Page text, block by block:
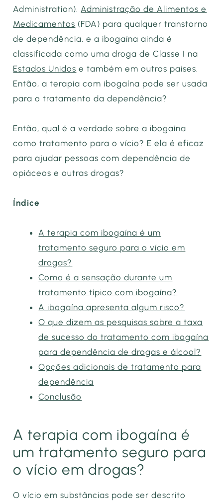
Administration).Administração de Alimentos e
Medicamentos (FDA) para qualquer transtorno
de dependência, e a ibogaína ainda é
classificada como uma droga de Classe I na
Estados Unidos e também em outros países.
Então, a terapia com ibogaína pode ser usada
para o tratamento da dependência?
Então, qual é a verdade sobre a ibogaína
como tratamento para o vício? E ela é eficaz
para ajudar pessoas com dependência de
opiáceos e outras drogas?
Índice
A terapia com ibogaína é um
tratamento seguro para o vício em
drogas?
Como é a sensação durante um
tratamento típico com ibogaína?
A ibogaína apresenta algum risco?
O que dizem as pesquisas sobre a taxa
de sucesso do tratamento com ibogaína
para dependência de drogas e álcool?
Opções adicionais de tratamento para
dependência
Conclusão
A terapia com ibogaína é
um tratamento seguro para
o vício em drogas?
O vício em substâncias pode ser descrito